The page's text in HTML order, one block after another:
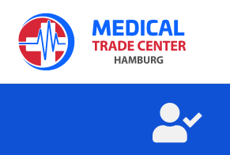
Inhalt
springen